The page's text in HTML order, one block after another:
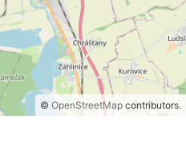
© OpenStreetMap contributors.